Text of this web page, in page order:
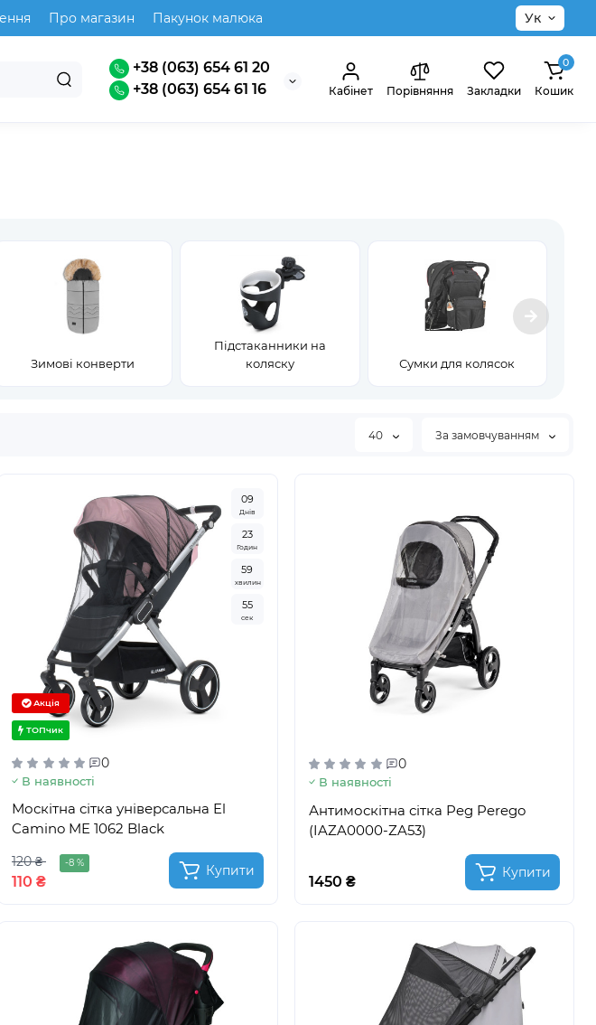
Про магазин Пакунок малюка Ук
+38 (063) 654 61 20
+38 (063) 654 61 16
Кабінет Порівняння Закладки
0
Кошик
Зимові конверти
Підстаканники на
коляску
Сумки для колясок
40 За замовчуванням
Акція
ТОПчик
09
Днів
23
Годин
59
хвилин
54
сек
0
В наявності
Москітна сітка універсальна El
Camino ME 1062 Black
120 ₴ -8 %
110 ₴
Купити
0
В наявності
Антимоскітна сітка Peg Perego
(IAZA0000-ZA53)
1450 ₴
Купити